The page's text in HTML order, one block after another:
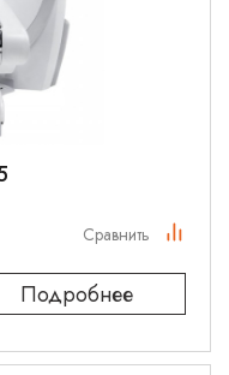
Подробнее
Сравнить